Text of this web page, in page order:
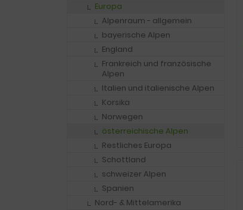
Europa
Alpenraum - allgemein
bayerische Alpen
England
Frankreich und französische
Alpen
Italien und italienische Alpen
Korsika
Norwegen
österreichische Alpen
Restliches Europa
Schottland
schweizer Alpen
Spanien
Nord- & Mittelamerika